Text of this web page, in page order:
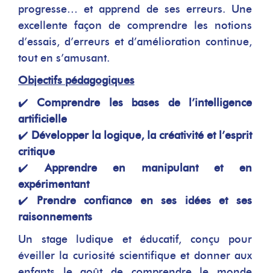
progresse… et apprend de ses erreurs. Une
excellente façon de comprendre les notions
d’essais, d’erreurs et d’amélioration continue,
tout en s’amusant.
Objectifs pédagogiques
✔️ Comprendre les bases de l’intelligence
artificielle
✔️ Développer la logique, la créativité et l’esprit
critique
✔️Apprendre en manipulant et en
expérimentant
✔️ Prendre confiance en ses idées et ses
raisonnements
Un stage ludique et éducatif, conçu pour
éveiller la curiosité scientifique et donner aux